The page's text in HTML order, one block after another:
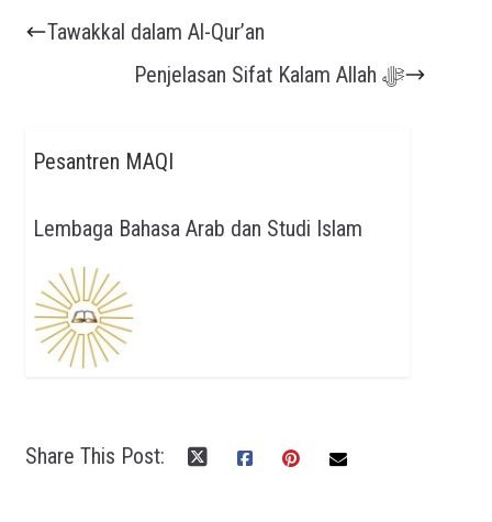
Tawakkal dalam Al-Qur’an
Penjelasan Sifat Kalam Allah ﷻ
Pesantren MAQI
Lembaga Bahasa Arab dan Studi Islam
Share This Post: